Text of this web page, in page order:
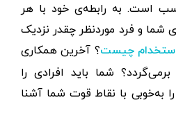
است. به رابطه‌ی خود با هر
شما و فرد مورد‌نظر چقدر نزدیک
چیست؟ آخرین همکاری
شما باید افرادی را
به‌خوبی با نقاط قوت شما آشنا